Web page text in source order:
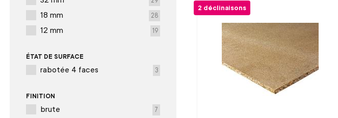
18 mm 28
12 mm 19
ÉTAT DE SURFACE
rabotée 4 faces 3
FINITION
brute 7
2 déclinaisons